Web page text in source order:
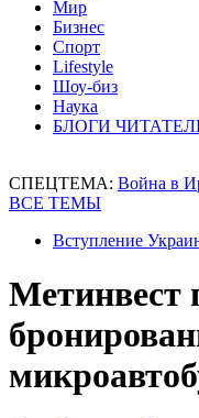
Мир
Бизнес
Спорт
Lifestyle
Шоу-биз
Наука
БЛОГИ
СПЕЦТЕМА: Война в
ВСЕ ТЕМЫ
Вступление
Метинвест